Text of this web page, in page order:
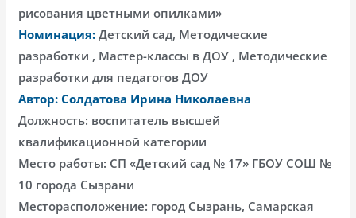
рисования цветными опилками»
Номинация: Детский сад, Методические
разработки , Мастер-классы в ДОУ , Методические
разработки для педагогов ДОУ
Автор: Солдатова Ирина Николаевна
Должность: воспитатель высшей
квалификационной категории
Место работы: СП «Детский сад № 17» ГБОУ СОШ №
10 города Сызрани
Месторасположение: город Сызрань, Самарская